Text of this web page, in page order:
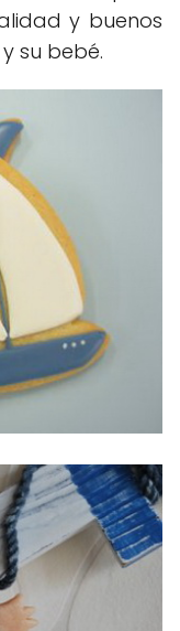
y buenos
su bebé.